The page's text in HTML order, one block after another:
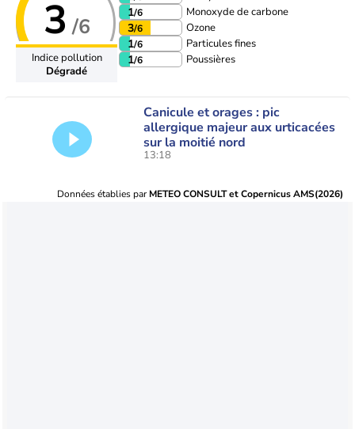
3 /6
Indice pollution
Dégradé
1/6 Monoxyde de carbone
3/6 Ozone
1/6 Particules fines
1/6 Poussières
Canicule et orages : pic
allergique majeur aux urticacées
sur la moitié nord
13:18
Données établies parMETEO CONSULT et Copernicus AMS(2026)